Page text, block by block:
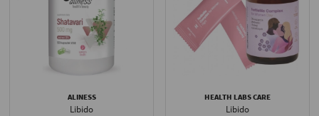
ALINESS
Libido
HEALTH LABS CARE
Libido